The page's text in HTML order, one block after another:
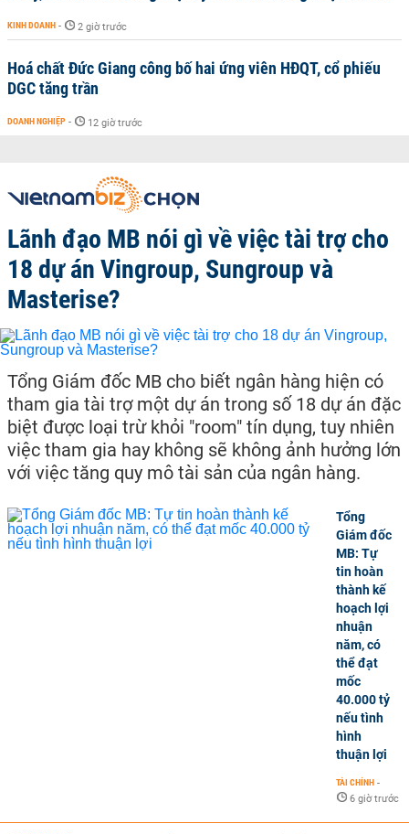
KINH DOANH - 2 giờ trước
Hoá chất Đức Giang công bố hai ứng viên HĐQT, cổ phiếu
DGC tăng trần
DOANH NGHIỆP - 12 giờ trước
Lãnh đạo MB nói gì về việc tài trợ cho
18 dự án Vingroup, Sungroup và
Masterise?
Tổng Giám đốc MB cho biết ngân hàng hiện có
tham gia tài trợ một dự án trong số 18 dự án đặc
biệt được loại trừ khỏi "room" tín dụng, tuy nhiên
việc tham gia hay không sẽ không ảnh hưởng lớn
với việc tăng quy mô tài sản của ngân hàng.
Tổng
Giám đốc
MB: Tự
tin hoàn
thành kế
hoạch lợi
nhuận
năm, có
thể đạt
mốc
40.000 tỷ
nếu tình
hình
thuận lợi
TÀI CHÍNH -
6 giờ trước